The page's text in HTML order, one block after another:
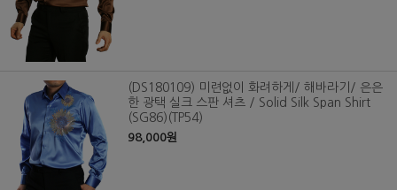
(DS180109) 미련없이 화려하게/ 해바라기/ 은은
한 광택 실크 스판 셔츠 / Solid Silk Span Shirt
(SG86)(TP54)
98,000원